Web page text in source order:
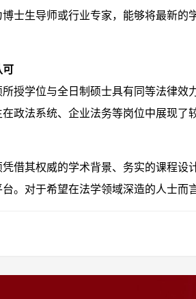
士生导师或行业专家，能够将最新的
可
授学位与全日制硕士具有同等法律效
政法系统、企业法务等岗位中展现了
借其权威的学术背景、务实的课程设
。对于希望在法学领域深造的人士而